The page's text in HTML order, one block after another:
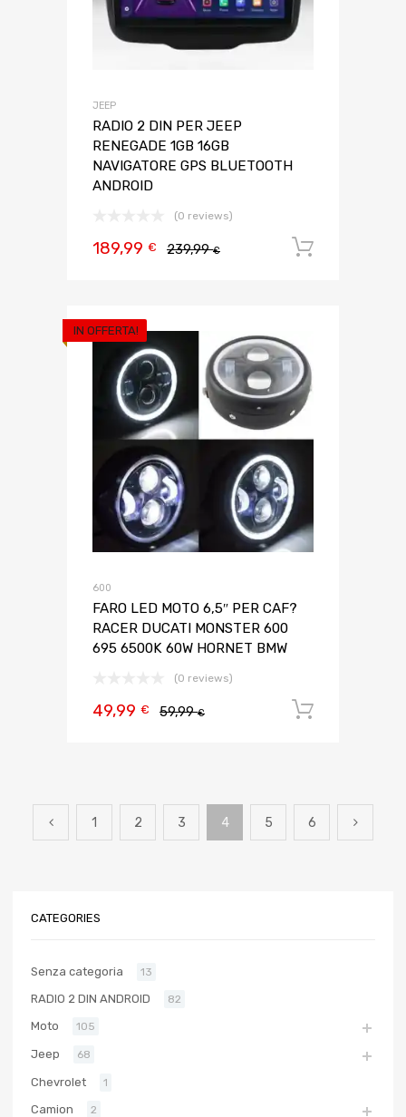
JEEP
RADIO 2 DIN PER JEEP
RENEGADE 1GB 16GB
NAVIGATORE GPS BLUETOOTH
ANDROID
(0 reviews)
239,99€
189,99 €
IN OFFERTA!
600
FARO LED MOTO 6,5″ PER CAF?
RACER DUCATI MONSTER 600
695 6500K 60W HORNET BMW
(0 reviews)
59,99€
49,99 €
1 2 3 4 5 6
CATEGORIES
Senza categoria 13
RADIO 2 DIN ANDROID 82
Moto 105
Jeep 68
Chevrolet 1
Camion 2